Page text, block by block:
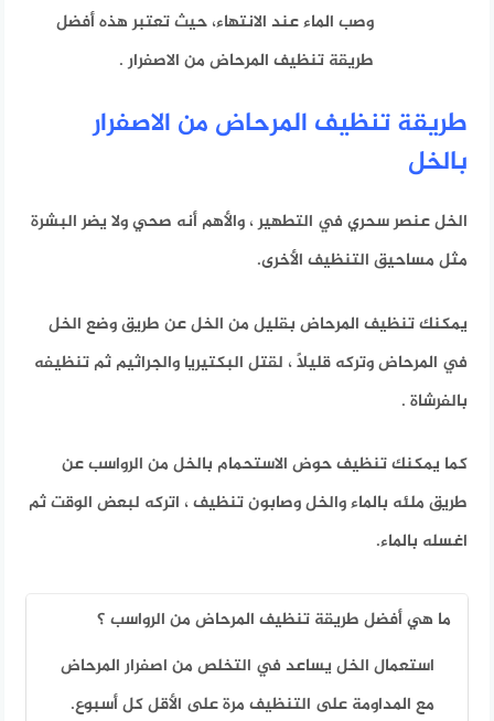
وصب الماء عند الانتهاء، حيث تعتبر هذه أفضل
طريقة تنظيف المرحاض من الاصفرار .
طريقة تنظيف المرحاض من الاصفرار
بالخل
الخل عنصر سحري في التطهير ، والأهم أنه صحي ولا يضر البشرة
مثل مساحيق التنظيف الأخرى.
يمكنك تنظيف المرحاض بقليل من الخل عن طريق وضع الخل
في المرحاض وتركه قليلاً ، لقتل البكتيريا والجراثيم ثم تنظيفه
بالفرشاة .
كما يمكنك تنظيف حوض الاستحمام بالخل من الرواسب عن
طريق ملئه بالماء والخل وصابون تنظيف ، اتركه لبعض الوقت ثم
اغسله بالماء.
ما هي أفضل طريقة تنظيف المرحاض من الرواسب ؟
استعمال الخل يساعد في التخلص من اصفرار المرحاض
مع المداومة على التنظيف مرة على الأقل كل أسبوع.